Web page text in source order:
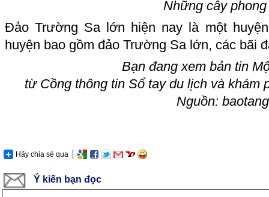
Những cây
Đảo Trường Sa lớn hiện nay là một
huyện bao gồm đảo Trường Sa lớn, các bãi
Bạn đang xem bản tin
từ Cồng thông tin Sổ tay du lịch và khám
Nguồn:
Hãy chia sẻ qua
Ý kiến bạn đọc